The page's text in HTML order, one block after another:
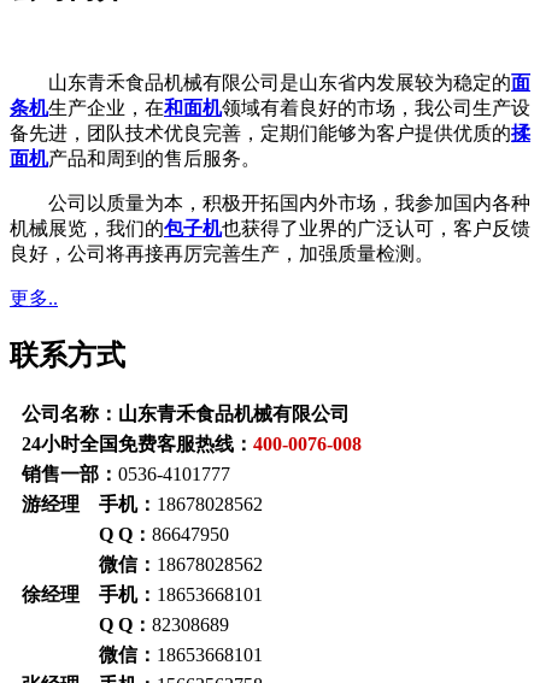
山东青禾食品机械有限公司是山东省内发展较为稳定的面
条机生产企业，在和面机领域有着良好的市场，我公司生产设
备先进，团队技术优良完善，定期们能够为客户提供优质的揉
面机产品和周到的售后服务。
公司以质量为本，积极开拓国内外市场，我参加国内各种
机械展览，我们的包子机也获得了业界的广泛认可，客户反馈
良好，公司将再接再厉完善生产，加强质量检测。
更多..
联系方式
公司名称：山东青禾食品机械有限公司
24小时全国免费客服热线： 400-0076-008
销售一部： 0536-4101777
游经理 手机： 18678028562
Q Q： 86647950
微信： 18678028562
徐经理 手机： 18653668101
Q Q： 82308689
微信： 18653668101